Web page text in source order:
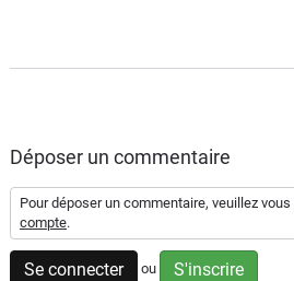
Déposer un commentaire
Pour déposer un commentaire, veuillez vous
compte.
Se connecter ou S'inscrire